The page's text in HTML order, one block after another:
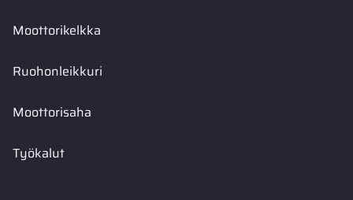
Moottorikelkka
Ruohonleikkuri
Moottorisaha
Työkalut